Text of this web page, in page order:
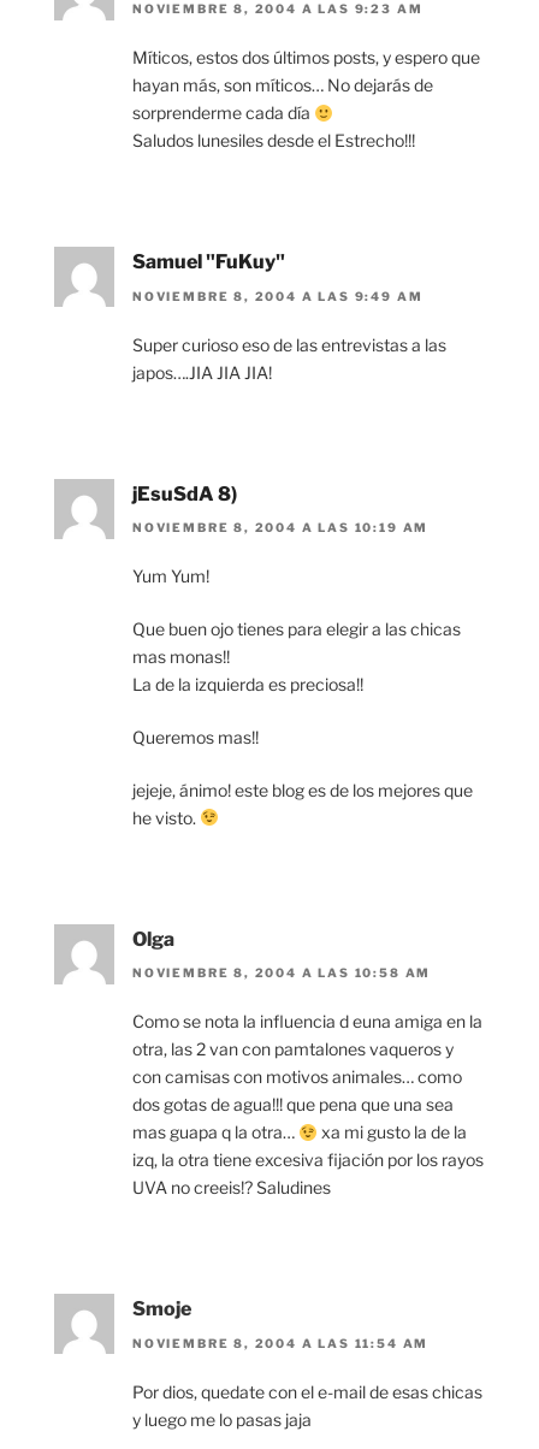
NOVIEMBRE 8, 2004 A LAS 9:23 AM
Míticos, estos dos últimos posts, y espero que
hayan más, son míticos… No dejarás de
sorprenderme cada día
Saludos lunesiles desde el Estrecho!!!
Samuel "FuKuy"
NOVIEMBRE 8, 2004 A LAS 9:49 AM
Super curioso eso de las entrevistas a las
japos….JIA JIA JIA!
jEsuSdA 8)
NOVIEMBRE 8, 2004 A LAS 10:19 AM
Yum Yum!
Que buen ojo tienes para elegir a las chicas
mas monas!!
La de la izquierda es preciosa!!
Queremos mas!!
jejeje, ánimo! este blog es de los mejores que
he visto.
Olga
NOVIEMBRE 8, 2004 A LAS 10:58 AM
Como se nota la influencia d euna amiga en la
otra, las 2 van con pamtalones vaqueros y
con camisas con motivos animales… como
dos gotas de agua!!! que pena que una sea
mas guapa q la otra…
xa mi gusto la de la
izq, la otra tiene excesiva fijación por los rayos
UVA no creeis!? Saludines
Smoje
NOVIEMBRE 8, 2004 A LAS 11:54 AM
Por dios, quedate con el e-mail de esas chicas
y luego me lo pasas jaja